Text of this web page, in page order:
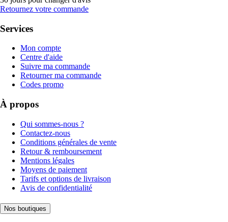
Retournez votre commande
Services
Mon compte
Centre d'aide
Suivre ma commande
Retourner ma commande
Codes promo
À propos
Qui sommes-nous ?
Contactez-nous
Conditions générales de vente
Retour & remboursement
Mentions légales
Moyens de paiement
Tarifs et options de livraison
Avis de confidentialité
Nos boutiques